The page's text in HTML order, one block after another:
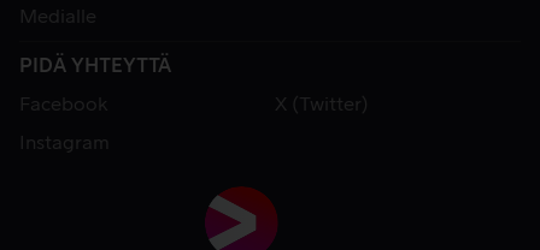
Medialle
PIDÄ YHTEYTTÄ
Facebook
X (Twitter)
Instagram